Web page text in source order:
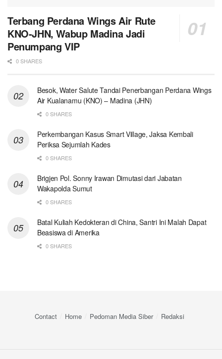
Terbang Perdana Wings Air Rute
KNO-JHN, Wabup Madina Jadi
Penumpang VIP
0 SHARES
Besok, Water Salute Tandai Penerbangan Perdana Wings
Air Kualanamu (KNO) – Madina (JHN)
0 SHARES
Perkembangan Kasus Smart Village, Jaksa Kembali
Periksa Sejumlah Kades
0 SHARES
Brigjen Pol. Sonny Irawan Dimutasi dari Jabatan
Wakapolda Sumut
0 SHARES
Batal Kuliah Kedokteran di China, Santri Ini Malah Dapat
Beasiswa di Amerika
0 SHARES
Contact Home Pedoman Media Siber Redaksi